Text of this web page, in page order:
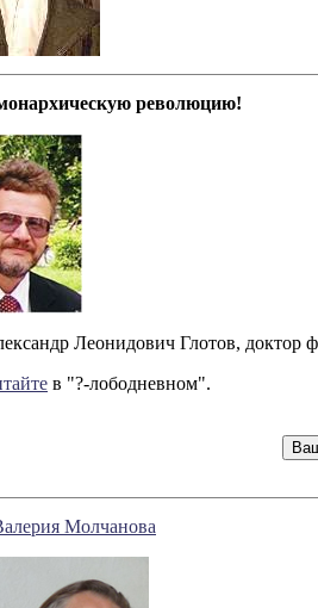
революцию!
Леонидович Глотов, доктор
в "?-лободневном".
Молчанова